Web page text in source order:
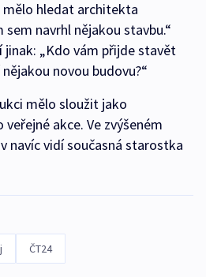
mělo hledat architekta
navrhl nějakou stavbu.“
„Kdo vám přijde stavět
novou budovu?“
mělo sloužit jako
akce. Ve zvýšeném
navíc vidí současná starostka
ČT24